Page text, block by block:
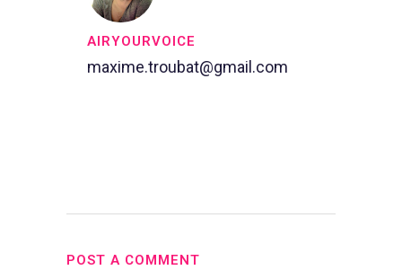
AIRYOURVOICE
maxime.troubat@gmail.com
POST A COMMENT